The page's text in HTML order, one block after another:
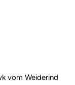
vom Weiderind